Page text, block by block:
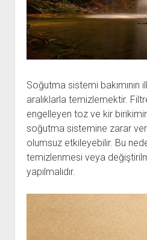
Soğutma sistemi bakımının
aralıklarla temizlemektir.
engelleyen toz ve kir
soğutma sistemine zarar
olumsuz etkileyebilir. Bu
temizlenmesi veya
yapılmalıdır.